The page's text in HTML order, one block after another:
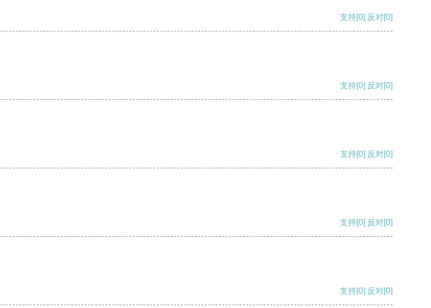
支持[0] 反对[0]
支持[0] 反对[0]
支持[0] 反对[0]
支持[0] 反对[0]
支持[0] 反对[0]